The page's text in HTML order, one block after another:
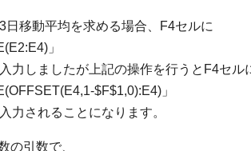
日移動平均を求める場合、F4セルに
」
力しましたが上記の操作を行うとF4セル
$F$1,0):E4)」
力されることになります。
の引数で、